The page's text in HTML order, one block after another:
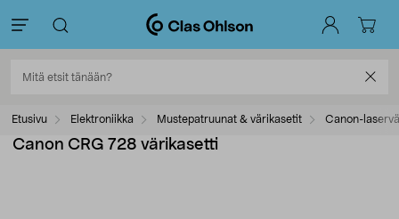
Etusivu Elektroniikka Mustepatruunat & värikasetit Canon-
Canon CRG 728 värikasetti